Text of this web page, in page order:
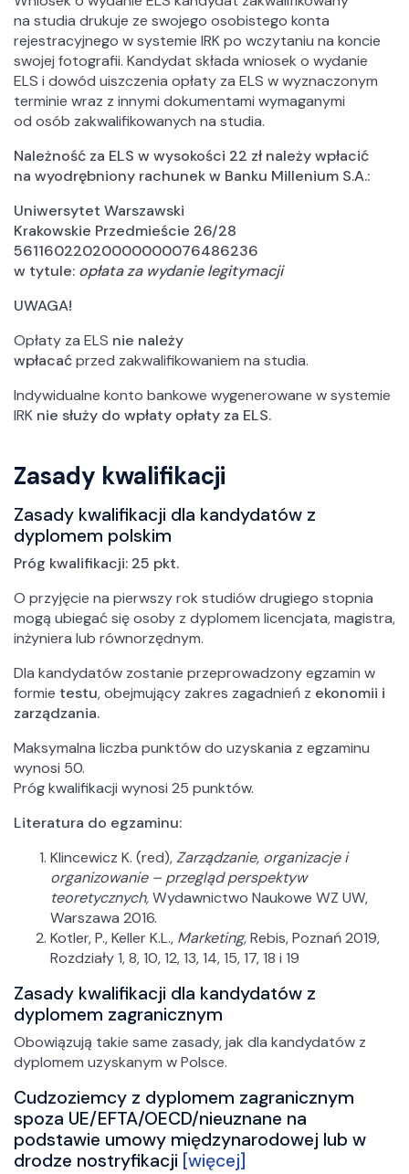
na studia drukuje ze swojego osobistego konta
rejestracyjnego w systemie IRK po wczytaniu na koncie
swojej fotografii. Kandydat składa wniosek o wydanie
ELS i dowód uiszczenia opłaty za ELS w wyznaczonym
terminie wraz z innymi dokumentami wymaganymi
od osób zakwalifikowanych na studia.
Należność za ELS w wysokości 22 zł należy wpłacić
na wyodrębniony rachunek w Banku Millenium S.A.:
Uniwersytet Warszawski
Krakowskie Przedmieście 26/28
56116022020000000076486236
w tytule: opłata za wydanie legitymacji
UWAGA!
Opłaty za ELS nie należy
wpłacaćprzed zakwalifikowaniem na studia.
Indywidualne konto bankowe wygenerowane w systemie
IRK nie służy do wpłaty opłaty za ELS.
Zasady kwalifikacji
Zasady kwalifikacji dla kandydatów z
dyplomem polskim
Próg kwalifikacji: 25 pkt.
O przyjęcie na pierwszy rok studiów drugiego stopnia
mogą ubiegać się osoby z dyplomem licencjata, magistra,
inżyniera lub równorzędnym.
Dla kandydatów zostanie przeprowadzony egzamin w
formie testu, obejmujący zakres zagadnień z ekonomii i
zarządzania.
Maksymalna liczba punktów do uzyskania z egzaminu
wynosi 50.
Próg kwalifikacji wynosi 25 punktów.
Literatura do egzaminu:
Klincewicz K. (red),Zarządzanie, organizacje i
organizowanie – przegląd perspektyw
teoretycznych,Wydawnictwo Naukowe WZ UW,
Warszawa 2016.
Kotler, P., Keller K.L., Marketing,Rebis, Poznań 2019,
Rozdziały 1, 8, 10, 12, 13, 14, 15, 17, 18 i 19
Zasady kwalifikacji dla kandydatów z
dyplomem zagranicznym
Obowiązują takie same zasady, jak dla kandydatów z
dyplomem uzyskanym w Polsce.
Cudzoziemcy z dyplomem zagranicznym
spoza UE/EFTA/OECD/nieuznane na
podstawie umowy międzynarodowej lub w
drodze nostryfikacji [więcej]